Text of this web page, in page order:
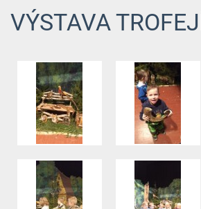
VÝSTAVA